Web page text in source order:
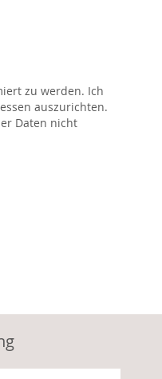
zu werden. Ich
auszurichten.
Daten nicht